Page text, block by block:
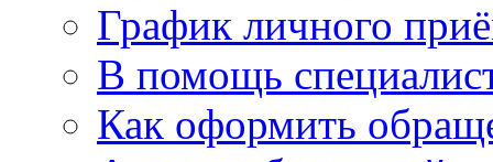
График личного
В помощь
Как оформить